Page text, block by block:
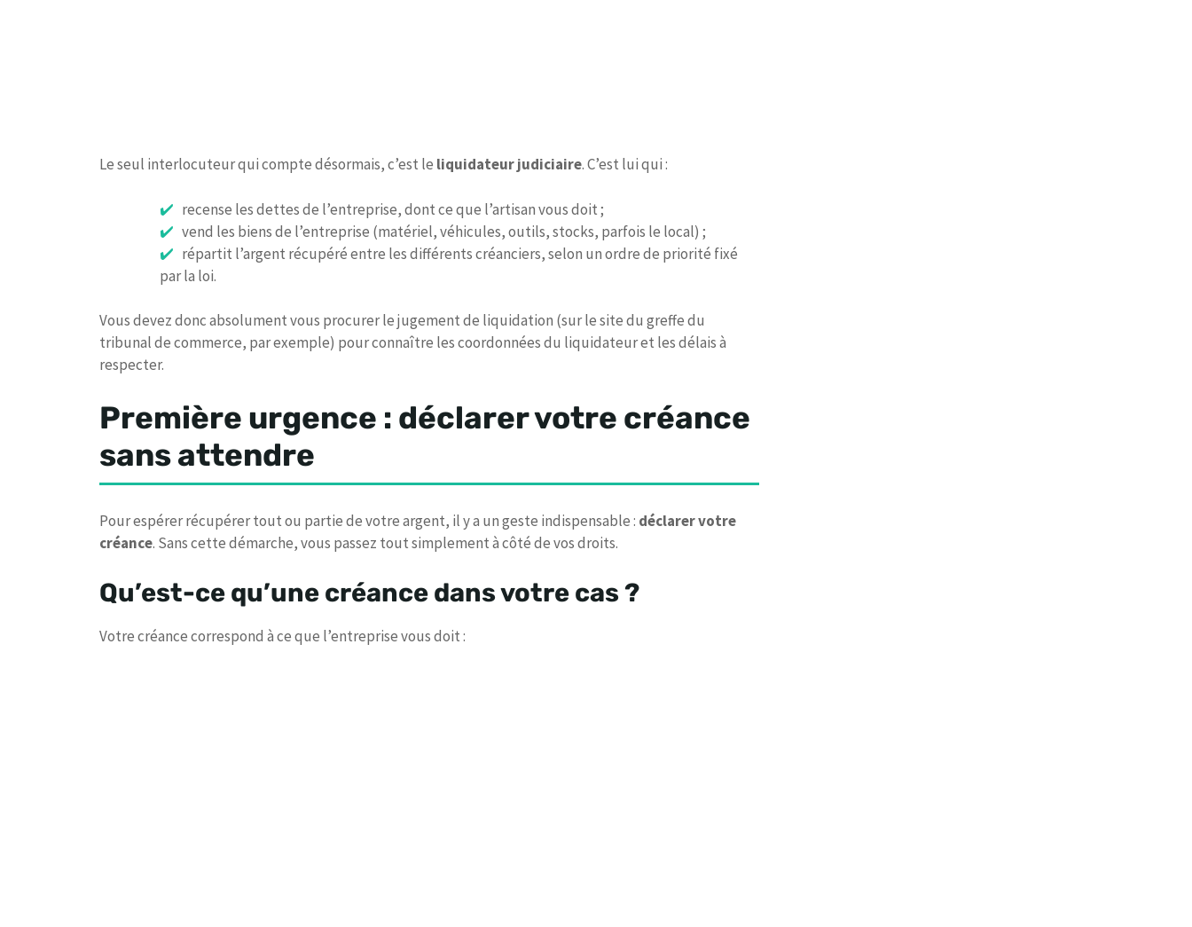
Le seul interlocuteur qui compte désormais, c’est le liquidateur judiciaire. C’est lui qui :
recense les dettes de l’entreprise, dont ce que l’artisan vous doit ;
vend les biens de l’entreprise (matériel, véhicules, outils, stocks, parfois le local) ;
répartit l’argent récupéré entre les différents créanciers, selon un ordre de priorité fixé
par la loi.
Vous devez donc absolument vous procurer le jugement de liquidation (sur le site du greffe du
tribunal de commerce, par exemple) pour connaître les coordonnées du liquidateur et les délais à
respecter.
Première urgence : déclarer votre créance
sans attendre
Pour espérer récupérer tout ou partie de votre argent, il y a un geste indispensable : déclarer votre
créance. Sans cette démarche, vous passez tout simplement à côté de vos droits.
Qu’est-ce qu’une créance dans votre cas ?
Votre créance correspond à ce que l’entreprise vous doit :